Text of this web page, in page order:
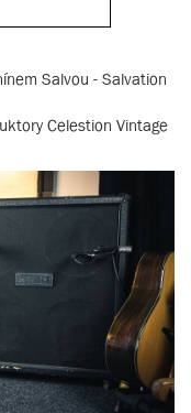
Salvou - Salvation
Celestion Vintage